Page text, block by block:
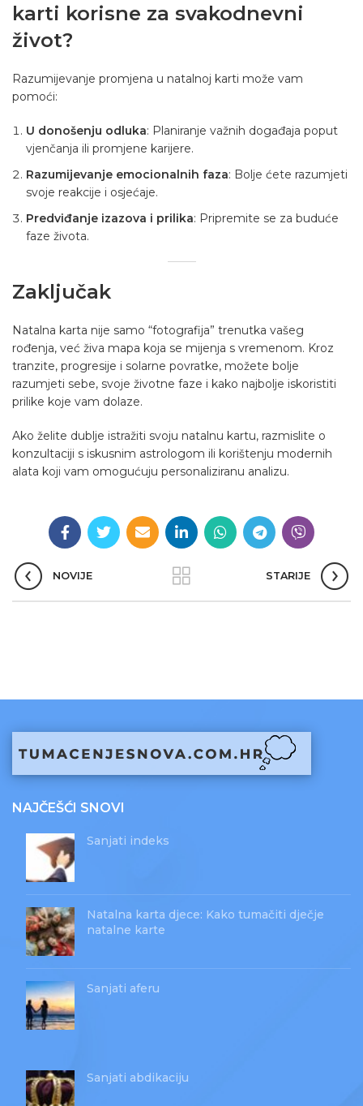
karti korisne za svakodnevni
život?
Razumijevanje promjena u natalnoj karti može vam
pomoći:
U donošenju odluka: Planiranje važnih događaja poput
vjenčanja ili promjene karijere.
Razumijevanje emocionalnih faza: Bolje ćete razumjeti
svoje reakcije i osjećaje.
Predviđanje izazova i prilika: Pripremite se za buduće
faze života.
Zaključak
Natalna karta nije samo “fotografija” trenutka vašeg
rođenja, već živa mapa koja se mijenja s vremenom. Kroz
tranzite, progresije i solarne povratke, možete bolje
razumjeti sebe, svoje životne faze i kako najbolje iskoristiti
prilike koje vam dolaze.
Ako želite dublje istražiti svoju natalnu kartu, razmislite o
konzultaciji s iskusnim astrologom ili korištenju modernih
alata koji vam omogućuju personaliziranu analizu.
NOVIJE STARIJE
NAJČEŠĆI SNOVI
Sanjati indeks
Natalna karta djece: Kako tumačiti dječje
natalne karte
Sanjati aferu
Sanjati abdikaciju